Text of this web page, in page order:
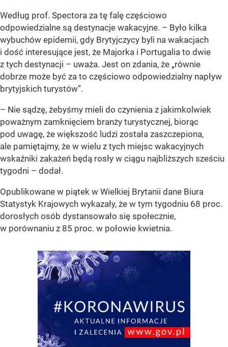
Według prof. Spectora za tę falę częściowo
odpowiedzialne są destynacje wakacyjne. – Było kilka
wybuchów epidemii, gdy Brytyjczycy byli na wakacjach
i dość interesujące jest, że Majorka i Portugalia to dwie
z tych destynacji – uważa. Jest on zdania, że „równie
dobrze może być za to częściowo odpowiedzialny napływ
brytyjskich turystów”.
– Nie sądzę, żebyśmy mieli do czynienia z jakimkolwiek
poważnym zamknięciem branży turystycznej, biorąc
pod uwagę, że większość ludzi została zaszczepiona,
ale pamiętajmy, że w wielu z tych miejsc wakacyjnych
wskaźniki zakażeń będą rosły w ciągu najbliższych sześciu
tygodni – dodał.
Opublikowane w piątek w Wielkiej Brytanii dane Biura
Statystyk Krajowych wykazały, że w tym tygodniu 68 proc.
dorosłych osób dystansowało się społecznie,
w porównaniu z 85 proc. w połowie kwietnia.